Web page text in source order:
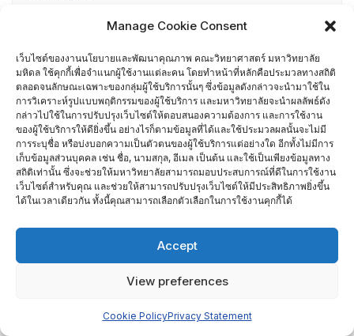
Manage Cookie Consent
เว็บไซต์ของงานนโยบายและพัฒนาคุณภาพ คณะวิทยาศาสตร์ มหาวิทยาลัย
มหิดล ใช้คุกกี้เพื่อจำแนกผู้ใช้งานแต่ละคน โดยทำหน้าที่หลักคือประมวลทางสถิติ
ตลอดจนลักษณะเฉพาะของกลุ่มผู้ใช้บริการนั้นๆ ซึ่งข้อมูลดังกล่าวจะนำมาใช้ใน
การวิเคราะห์รูปแบบพฤติกรรมของผู้ใช้บริการ และมหาวิทยาลัยจะนำผลลัพธ์ดัง
กล่าวไปใช้ในการปรับปรุงเว็บไซต์ให้ตอบสนองความต้องการ และการใช้งาน
ของผู้ใช้บริการให้ดียิ่งขึ้น อย่างไรก็ตามข้อมูลที่ได้และใช้ประมวลผลนั้นจะไม่มี
การระบุชื่อ หรือบ่งบอกความเป็นตัวตนของผู้ใช้บริการแต่อย่างใด อีกทั้งไม่มีการ
เก็บข้อมูลส่วนบุคคล เช่น ชื่อ, นามสกุล, อีเมล เป็นต้น และใช้เป็นเพียงข้อมูลทาง
สถิติเท่านั้น ซึ่งจะช่วยให้มหาวิทยาลัยสามารถมอบประสบการณ์ที่ดีในการใช้งาน
เว็บไซต์สำหรับคุณ และช่วยให้สามารถปรับปรุงเว็บไซต์ให้มีประสิทธิภาพยิ่งขึ้น
ได้ในเวลาเดียวกัน ทั้งนี้คุณสามารถเลือกตัวเลือกในการใช้งานคุกกี้ได้
Accept
View preferences
Cookie PolicyPrivacy Statement
กรรมการบริหารความเสี่ยง
การอบรมพัฒนาหัวหน้าภาควิชา (HDP)
คณะกรรมการรับเรื่องร้องเรียน
คณะผู้บริหารคณะวิทยาศาสตร์ ที่ผ่านการอบรมด้านพัฒนา
คุณภาพ